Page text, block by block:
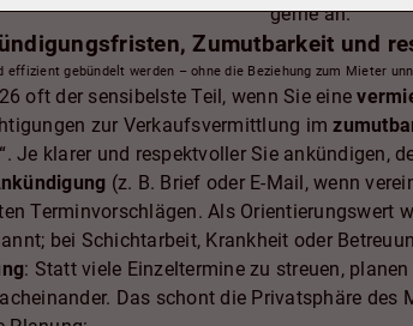
gerne an.
Zumutbarkeit und
gebündelt werden – ohne die Beziehung zum Mieter
oft der sensibelste Teil, wenn Sie eine
zur Verkaufsvermittlung im
Je klarer und respektvoller Sie ankündigen,
(z. B. Brief oder E-Mail, wenn
Terminvorschlägen. Als Orientierungswert
bei Schichtarbeit, Krankheit oder
: Statt viele Einzeltermine zu streuen,
Das schont die Privatsphäre